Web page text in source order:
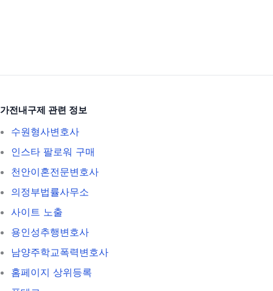
가전내구제 관련 정보
수원형사변호사
인스타 팔로워 구매
천안이혼전문변호사
의정부법률사무소
사이트 노출
용인성추행변호사
남양주학교폭력변호사
홈페이지 상위등록